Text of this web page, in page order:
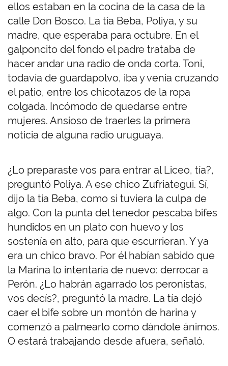
ellos estaban en la cocina de la casa de la
calle Don Bosco. La tía Beba, Poliya, y su
madre, que esperaba para octubre. En el
galponcito del fondo el padre trataba de
hacer andar una radio de onda corta. Toni,
todavía de guardapolvo, iba y venía cruzando
el patio, entre los chicotazos de la ropa
colgada. Incómodo de quedarse entre
mujeres. Ansioso de traerles la primera
noticia de alguna radio uruguaya.
¿Lo preparaste vos para entrar al Liceo, tía?,
preguntó Poliya. A ese chico Zufriategui. Sí,
dijo la tía Beba, como si tuviera la culpa de
algo. Con la punta del tenedor pescaba bifes
hundidos en un plato con huevo y los
sostenía en alto, para que escurrieran. Y ya
era un chico bravo. Por él habían sabido que
la Marina lo intentaría de nuevo: derrocar a
Perón. ¿Lo habrán agarrado los peronistas,
vos decís?, preguntó la madre. La tía dejó
caer el bife sobre un montón de harina y
comenzó a palmearlo como dándole ánimos.
O estará trabajando desde afuera, señaló.